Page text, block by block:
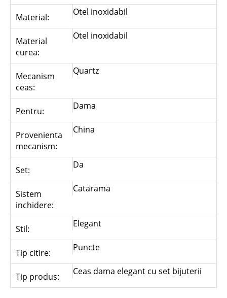
Material: Otel inoxidabil
Material
curea:
Otel inoxidabil
Mecanism
ceas:
Quartz
Pentru: Dama
Provenienta
mecanism:
China
Set: Da
Sistem
inchidere:
Catarama
Stil: Elegant
Tip citire: Puncte
Tip produs: Ceas dama elegant cu set bijuterii